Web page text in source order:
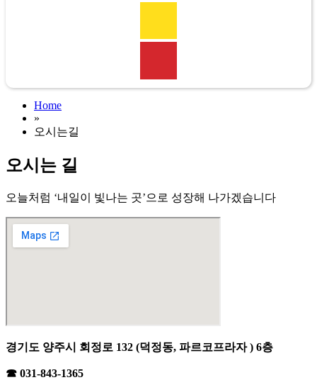
Home
»
오시는길
오시는 길
오늘처럼 ‘내일이 빛나는 곳’으로 성장해 나가겠습니다
경기도 양주시 회정로 132 (덕정동, 파르코프라자 ) 6층
☎ 031-843-1365